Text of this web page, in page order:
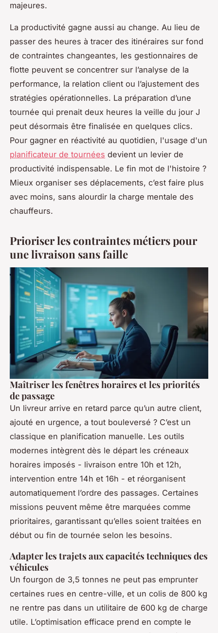
majeures.
La productivité gagne aussi au change. Au lieu de
passer des heures à tracer des itinéraires sur fond
de contraintes changeantes, les gestionnaires de
flotte peuvent se concentrer sur l’analyse de la
performance, la relation client ou l’ajustement des
stratégies opérationnelles. La préparation d’une
tournée qui prenait deux heures la veille du jour J
peut désormais être finalisée en quelques clics.
Pour gagner en réactivité au quotidien, l'usage d'un
planificateur de tournées devient un levier de
productivité indispensable. Le fin mot de l'histoire ?
Mieux organiser ses déplacements, c’est faire plus
avec moins, sans alourdir la charge mentale des
chauffeurs.
Prioriser les contraintes métiers pour
une livraison sans faille
Maîtriser les fenêtres horaires et les priorités
de passage
Un livreur arrive en retard parce qu’un autre client,
ajouté en urgence, a tout bouleversé ? C’est un
classique en planification manuelle. Les outils
modernes intègrent dès le départ les créneaux
horaires imposés - livraison entre 10h et 12h,
intervention entre 14h et 16h - et réorganisent
automatiquement l’ordre des passages. Certaines
missions peuvent même être marquées comme
prioritaires, garantissant qu’elles soient traitées en
début ou fin de tournée selon les besoins.
Adapter les trajets aux capacités techniques des
véhicules
Un fourgon de 3,5 tonnes ne peut pas emprunter
certaines rues en centre-ville, et un colis de 800 kg
ne rentre pas dans un utilitaire de 600 kg de charge
utile. L’optimisation efficace prend en compte le